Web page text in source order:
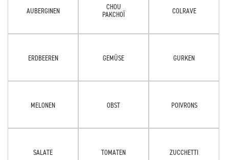
AUBERGINEN
CHOU
PAKCHOÏ
COLRAVE
ERDBEEREN GEMÜSE GURKEN
MELONEN OBST POIVRONS
SALATE TOMATEN ZUCCHETTI